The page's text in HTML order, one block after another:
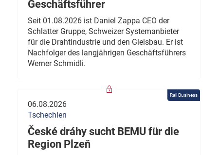
Geschäftsführer
Seit 01.08.2026 ist Daniel Zappa CEO der
Schlatter Gruppe, Schweizer Systemanbieter
für die Drahtindustrie und den Gleisbau. Er ist
Nachfolger des langjährigen Geschäftsführers
Werner Schmidli.
Rail Business
06.08.2026
Tschechien
České dráhy sucht BEMU für die
Region Plzeň